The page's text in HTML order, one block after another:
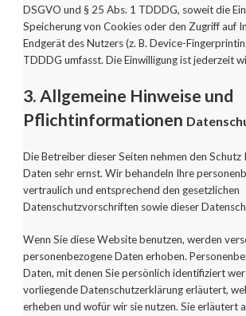
DSGVO und § 25 Abs. 1 TDDDG, soweit die
Speicherung von Cookies oder den Zugriff auf
Endgerät des Nutzers (z. B. Device-
TDDDG umfasst. Die Einwilligung ist jederzeit
3. Allgemeine Hinweise und
Pflichtinformationen
Die Betreiber dieser Seiten nehmen den Schutz
Daten sehr ernst. Wir behandeln Ihre
vertraulich und entsprechend den gesetzlichen
Datenschutzvorschriften sowie dieser
Wenn Sie diese Website benutzen, werden
personenbezogene Daten erhoben.
Daten, mit denen Sie persönlich identifiziert
vorliegende Datenschutzerklärung erläutert,
erheben und wofür wir sie nutzen. Sie erläutert